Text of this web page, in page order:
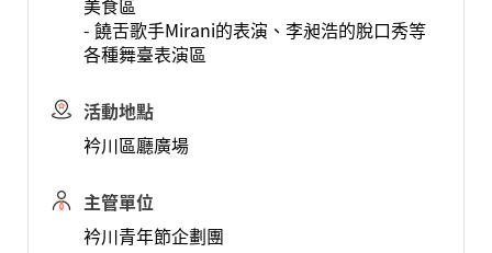
美食區
- 饒舌歌手Mirani的表演、李昶浩的脫口秀等
各種舞臺表演區
活動地點
衿川區廳廣場
主管單位
衿川青年節企劃團